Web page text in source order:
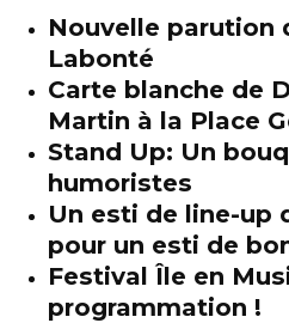
Nouvelle parution
Labonté
Carte blanche de
Martin à la Place
Stand Up: Un
humoristes
Un esti de line-up
pour un esti de
Festival Île en
programmation !